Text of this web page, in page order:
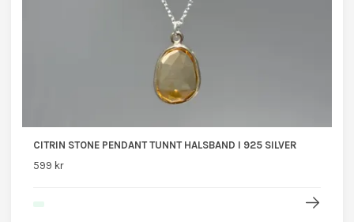
CITRIN STONE PENDANT TUNNT HALSBAND I 925 SILVER
599 kr